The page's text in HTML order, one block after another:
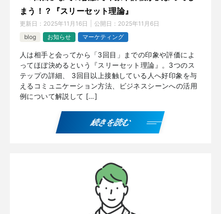
まう！？『スリーセット理論』
更新日： 2025年11月16日 公開日： 2025年11月6日
blog
お知らせ マーケティング
人は相手と会ってから「3回目」までの印象や評価によ
ってほぼ決めるという『スリーセット理論』。3つのス
テップの詳細、 3回目以上接触している人へ好印象を与
えるコミュニケーション方法、ビジネスシーンへの活用
例について解説して […]
続きを読む